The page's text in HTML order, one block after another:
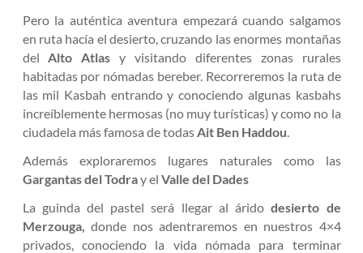
Pero la auténtica aventura empezará cuando salgamos
en ruta hacía el desierto, cruzando las enormes montañas
delAlto Atlas y visitando diferentes zonas rurales
habitadas por nómadas bereber. Recorreremos la ruta de
las mil Kasbah entrando y conociendo algunas kasbahs
increíblemente hermosas (no muy turísticas) y como no la
ciudadela más famosa de todasAit Ben Haddou.
Además exploraremos lugares naturales como las
Gargantas del Todray el Valle del Dades
La guinda del pastel será llegar al áridodesierto de
Merzouga, donde nos adentraremos en nuestros 4×4
privados, conociendo la vida nómada para terminar